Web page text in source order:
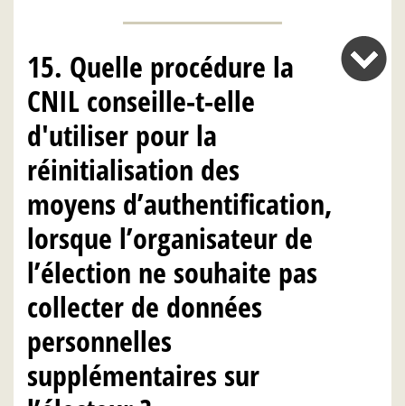
15. Quelle procédure la
CNIL conseille-t-elle
d'utiliser pour la
réinitialisation des
moyens d’authentification,
lorsque l’organisateur de
l’élection ne souhaite pas
collecter de données
personnelles
supplémentaires sur